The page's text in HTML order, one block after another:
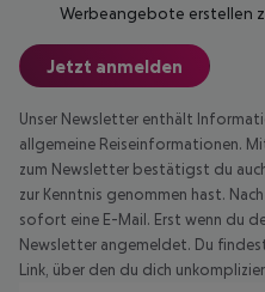
Werbeangebote erstellen
Jetzt anmelden
Unser Newsletter enthält
allgemeine Reiseinformationen.
zum Newsletter bestätigst du
zur Kenntnis genommen hast.
sofort eine E-Mail. Erst wenn du
Newsletter angemeldet. Du
Link, über den du dich